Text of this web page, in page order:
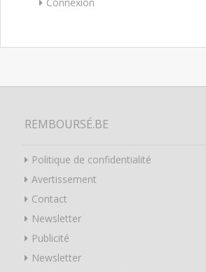
REMBOURSÉ.BE
Politique de confidentialité
Avertissement
Contact
Newsletter
Publicité
Newsletter